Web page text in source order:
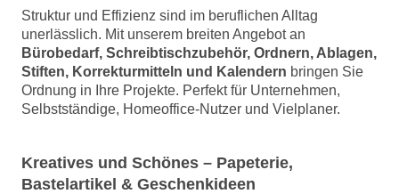
Struktur und Effizienz sind im beruflichen Alltag
unerlässlich. Mit unserem breiten Angebot an
Bürobedarf, Schreibtischzubehör, Ordnern, Ablagen,
Stiften, Korrekturmitteln und Kalendern bringen Sie
Ordnung in Ihre Projekte. Perfekt für Unternehmen,
Selbstständige, Homeoffice-Nutzer und Vielplaner.
Kreatives und Schönes – Papeterie,
Bastelartikel & Geschenkideen